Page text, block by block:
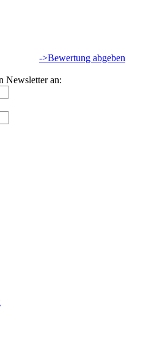
->Bewertung abgeben
Newsletter an: